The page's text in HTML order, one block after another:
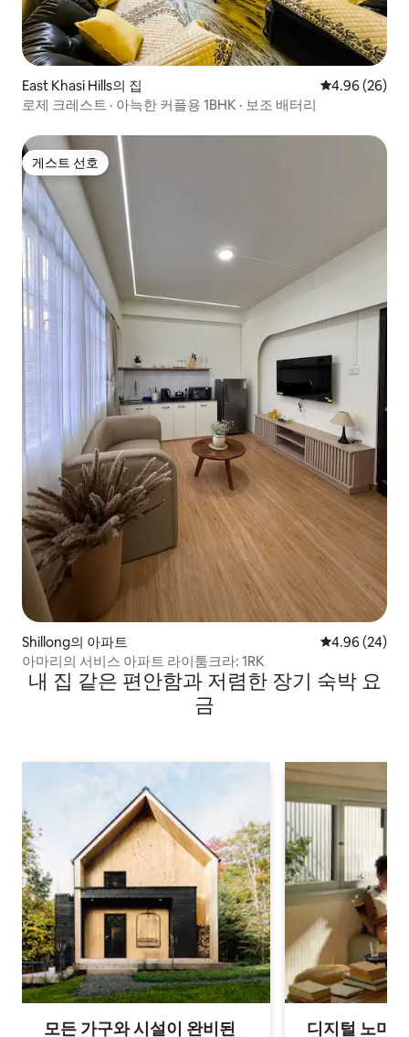
East Khasi Hills의 집 평점 4.96점(5
4.96 (26)
로제 크레스트 · 아늑한 커플용 1BHK · 보조 배터리
게스트 선호
게스트 선호
Shillong의 아파트 평점 4.96점(5
4.96 (24)
아마리의 서비스 아파트 라이툼크라: 1RK
내 집 같은 편안함과 저렴한 장기 숙박 요
금
모든 가구와 시설이 완비된 디지털 노마